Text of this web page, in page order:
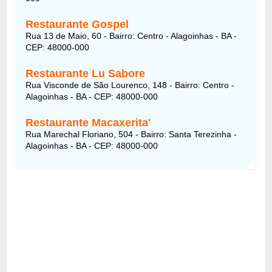
Restaurante Gospel
Rua 13 de Maio, 60 - Bairro: Centro - Alagoinhas - BA -
CEP: 48000-000
Restaurante Lu Sabore
Rua Visconde de São Lourenco, 148 - Bairro: Centro -
Alagoinhas - BA - CEP: 48000-000
Restaurante Macaxerita'
Rua Marechal Floriano, 504 - Bairro: Santa Terezinha -
Alagoinhas - BA - CEP: 48000-000